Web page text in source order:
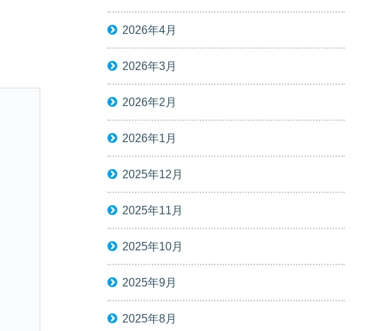
2026年4月
2026年3月
2026年2月
2026年1月
2025年12月
2025年11月
2025年10月
2025年9月
2025年8月